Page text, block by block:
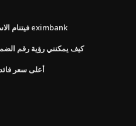
فيتنام الاستيراد والتصدير التجارية المشتركة بنك eximbank
كيف يمكنني رؤية رقم
أعلى سعر